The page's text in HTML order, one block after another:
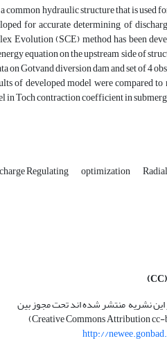
common hydraulic structure that is
for accurate determining of
Evolution (SCE) method has been
equation on the upstream side of
on Gotvand diversion dam and set of 4
of developed model were compared
in Toch contraction coefficient in
Regulating optimization
(CC)
این نشریه منتشر شده اند تحت مجوز بین
المللی( Creative Commons Attribution cc-by 4.0)
http://